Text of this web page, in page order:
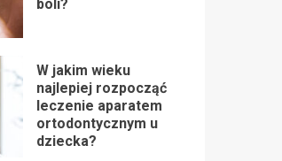
boli?
W jakim wieku
najlepiej rozpocząć
leczenie aparatem
ortodontycznym u
dziecka?